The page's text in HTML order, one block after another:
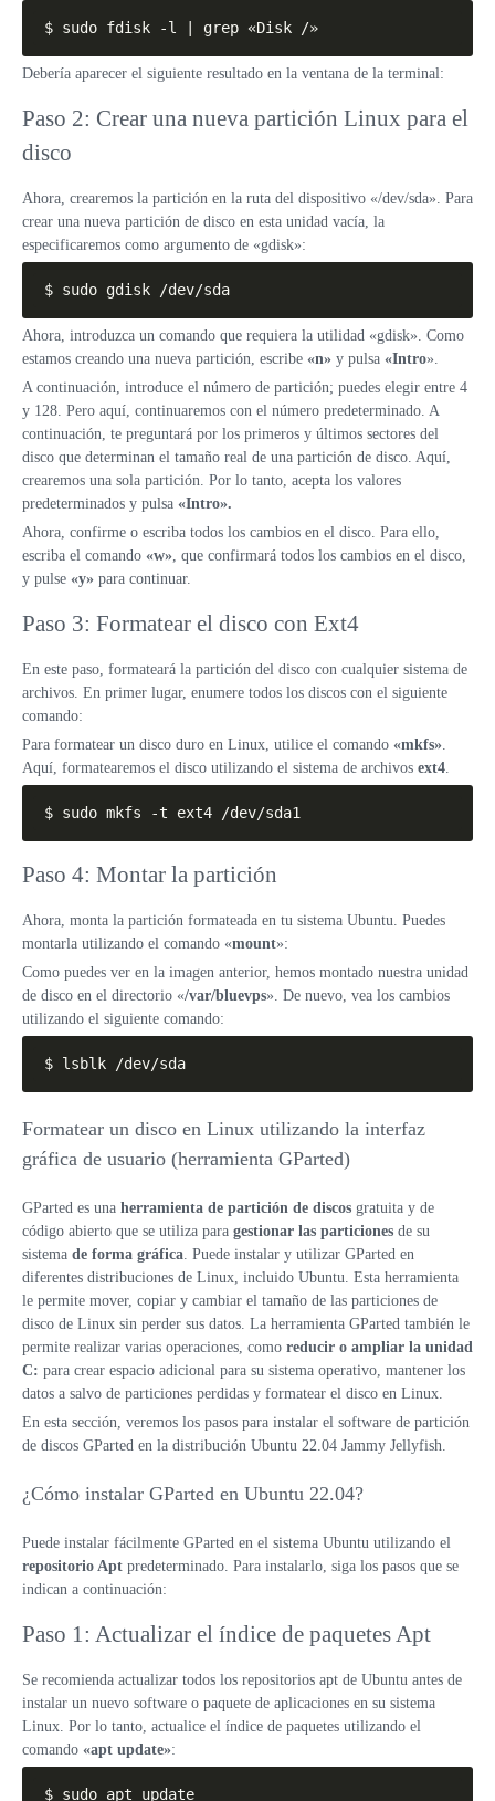
$ sudo fdisk -l | grep «Disk /»
Debería aparecer el siguiente resultado en la ventana de la terminal:
Paso 2: Crear una nueva partición Linux para el
disco
Ahora, crearemos la partición en la ruta del dispositivo «/dev/sda». Para
crear una nueva partición de disco en esta unidad vacía, la
especificaremos como argumento de «gdisk»:
$ sudo gdisk /dev/sda
Ahora, introduzca un comando que requiera la utilidad «gdisk». Como
estamos creando una nueva partición, escribe «n» y pulsa «Intro».
A continuación, introduce el número de partición; puedes elegir entre 4
y 128. Pero aquí, continuaremos con el número predeterminado. A
continuación, te preguntará por los primeros y últimos sectores del
disco que determinan el tamaño real de una partición de disco. Aquí,
crearemos una sola partición. Por lo tanto, acepta los valores
predeterminados y pulsa «Intro».
Ahora, confirme o escriba todos los cambios en el disco. Para ello,
escriba el comando «w», que confirmará todos los cambios en el disco,
y pulse «y» para continuar.
Paso 3: Formatear el disco con Ext4
En este paso, formateará la partición del disco con cualquier sistema de
archivos. En primer lugar, enumere todos los discos con el siguiente
comando:
Para formatear un disco duro en Linux, utilice el comando «mkfs».
Aquí, formatearemos el disco utilizando el sistema de archivos ext4.
$ sudo mkfs -t ext4 /dev/sda1
Paso 4: Montar la partición
Ahora, monta la partición formateada en tu sistema Ubuntu. Puedes
montarla utilizando el comando «mount»:
Como puedes ver en la imagen anterior, hemos montado nuestra unidad
de disco en el directorio «/var/bluevps». De nuevo, vea los cambios
utilizando el siguiente comando:
$ lsblk /dev/sda
Formatear un disco en Linux utilizando la interfaz
gráfica de usuario (herramienta GParted)
GParted es una herramienta de partición de discos gratuita y de
código abierto que se utiliza para gestionar las particiones de su
sistema de forma gráfica. Puede instalar y utilizar GParted en
diferentes distribuciones de Linux, incluido Ubuntu. Esta herramienta
le permite mover, copiar y cambiar el tamaño de las particiones de
disco de Linux sin perder sus datos. La herramienta GParted también le
permite realizar varias operaciones, como reducir o ampliar la unidad
C: para crear espacio adicional para su sistema operativo, mantener los
datos a salvo de particiones perdidas y formatear el disco en Linux.
En esta sección, veremos los pasos para instalar el software de partición
de discos GParted en la distribución Ubuntu 22.04 Jammy Jellyfish.
¿Cómo instalar GParted en Ubuntu 22.04?
Puede instalar fácilmente GParted en el sistema Ubuntu utilizando el
repositorio Apt predeterminado. Para instalarlo, siga los pasos que se
indican a continuación:
Paso 1: Actualizar el índice de paquetes Apt
Se recomienda actualizar todos los repositorios apt de Ubuntu antes de
instalar un nuevo software o paquete de aplicaciones en su sistema
Linux. Por lo tanto, actualice el índice de paquetes utilizando el
comando «apt update»:
$ sudo apt update